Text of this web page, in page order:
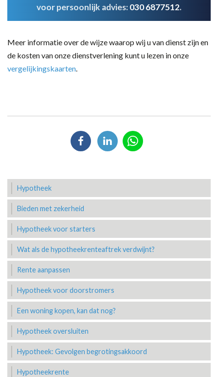
voor persoonlijk advies:030 6877512.
Meer informatie over de wijze waarop wij u van dienst zijn en
de kosten van onze dienstverlening kunt u lezen in onze
vergelijkingskaarten.
Hypotheek
Bieden met zekerheid
Hypotheek voor starters
Wat als de hypotheekrenteaftrek verdwijnt?
Rente aanpassen
Hypotheek voor doorstromers
Een woning kopen, kan dat nog?
Hypotheek oversluiten
Hypotheek: Gevolgen begrotingsakkoord
Hypotheekrente